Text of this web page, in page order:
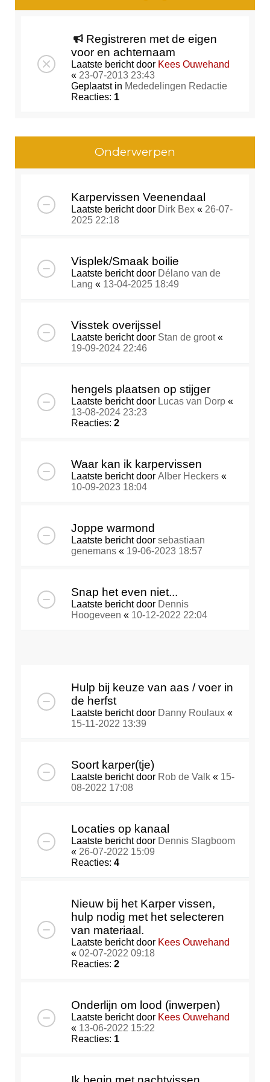
Registreren met de eigen
voor en achternaam
Laatste bericht door Kees Ouwehand
« 23-07-2013 23:43
Geplaatst in Mededelingen Redactie
Reacties: 1
Onderwerpen
Karpervissen Veenendaal
Laatste bericht door Dirk Bex « 26-07-
2025 22:18
Visplek/Smaak boilie
Laatste bericht door Délano van de
Lang « 13-04-2025 18:49
Visstek overijssel
Laatste bericht door Stan de groot«
19-09-2024 22:46
hengels plaatsen op stijger
Laatste bericht door Lucas van Dorp «
13-08-2024 23:23
Reacties: 2
Waar kan ik karpervissen
Laatste bericht door Alber Heckers «
10-09-2023 18:04
Joppe warmond
Laatste bericht door sebastiaan
genemans « 19-06-2023 18:57
Snap het even niet...
Laatste bericht door Dennis
Hoogeveen « 10-12-2022 22:04
Hulp bij keuze van aas / voer in
de herfst
Laatste bericht door Danny Roulaux «
15-11-2022 13:39
Soort karper(tje)
Laatste bericht door Rob de Valk « 15-
08-2022 17:08
Locaties op kanaal
Laatste bericht door Dennis Slagboom
« 26-07-2022 15:09
Reacties: 4
Nieuw bij het Karper vissen,
hulp nodig met het selecteren
van materiaal.
Laatste bericht door Kees Ouwehand
« 02-07-2022 09:18
Reacties: 2
Onderlijn om lood (inwerpen)
Laatste bericht door Kees Ouwehand
« 13-06-2022 15:22
Reacties: 1